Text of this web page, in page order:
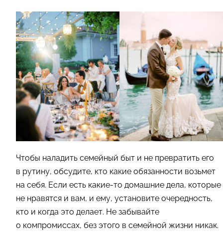
Чтобы наладить семейный быт и не превратить его
в рутину, обсудите, кто какие обязанности возьмет
на себя. Если есть какие-то домашние дела, которые
не нравятся и вам, и ему, установите очередность,
кто и когда это делает. Не забывайте
о компромиссах, без этого в семейной жизни никак.